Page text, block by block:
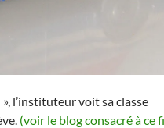
l’instituteur voit sa classe
(voir le blog consacré à ce